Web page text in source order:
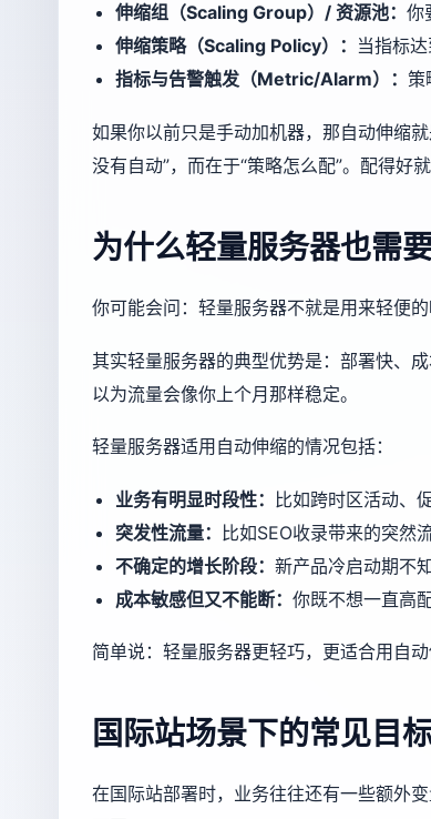
伸缩组（Scaling Group）/ 资源池： 你
伸缩策略（Scaling Policy）： 当指标
指标与告警触发（Metric/Alarm）： 策
如果你以前只是手动加机器，那自动伸缩
没有自动”，而在于“策略怎么配”。配得好
为什么轻量服务器也需
你可能会问：轻量服务器不就是用来轻便的
其实轻量服务器的典型优势是：部署快、
以为流量会像你上个月那样稳定。
轻量服务器适用自动伸缩的情况包括：
业务有明显时段性： 比如跨时区活动、
突发性流量： 比如SEO收录带来的突然
不确定的增长阶段： 新产品冷启动期不
成本敏感但又不能断： 你既不想一直高
简单说：轻量服务器更轻巧，更适合用自
国际站场景下的常见目
在国际站部署时，业务往往还有一些额外